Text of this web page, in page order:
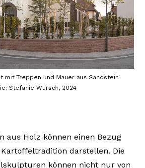
mit Treppen und Mauer aus Sandstein
Stefanie Würsch, 2024
aus Holz können einen Bezug
darstellen. Die
können nicht nur von